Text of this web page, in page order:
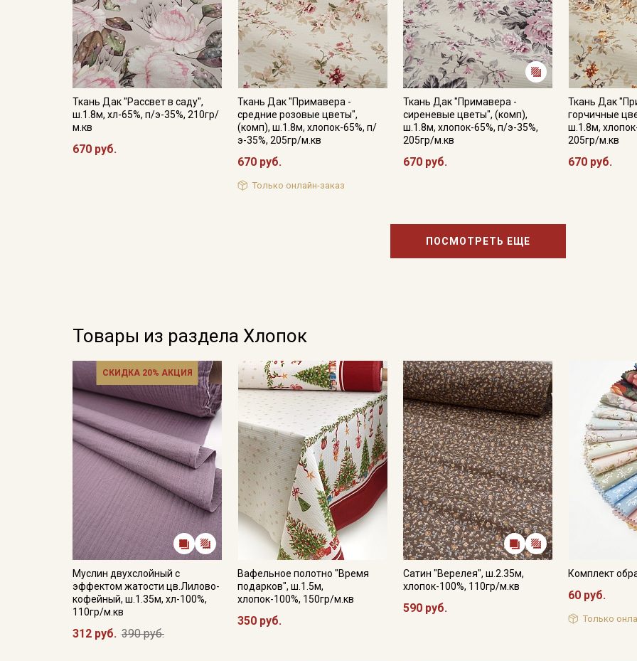
Ткань Дак "Рассвет в саду",
ш.1.8м, хл-65%, п/э-35%, 210гр/
м.кв
670 руб.
Ткань Дак "Примавера -
средние розовые цветы",
(комп), ш.1.8м, хлопок-65%, п/
э-35%, 205гр/м.кв
670 руб.
Только онлайн-заказ
Ткань Дак "Примавера -
сиреневые цветы", (комп),
ш.1.8м, хлопок-65%, п/э-35%,
205гр/м.кв
670 руб.
Ткань Дак
горчичные
ш.1.8м,
205гр/м.кв
670 руб.
ПОСМОТРЕТЬ ЕЩЕ
Товары из раздела Хлопок
СКИДКА 20% АКЦИЯ
Муслин двухслойный с
эффектом жатости цв.Лилово-
кофейный, ш.1.35м, хл-100%,
110гр/м.кв
312 руб. 390 руб.
Вафельное полотно "Время
подарков", ш.1.5м,
хлопок-100%, 150гр/м.кв
350 руб.
Сатин "Верелея", ш.2.35м,
хлопок-100%, 110гр/м.кв
590 руб.
Комплект
60 руб.
Только
Ознакомлен(а) с Политикой обработки персональных
данных
и даюСогласие на обработку персональных
данных
Даю Согласие на получение рекламных и
информационных рассылок